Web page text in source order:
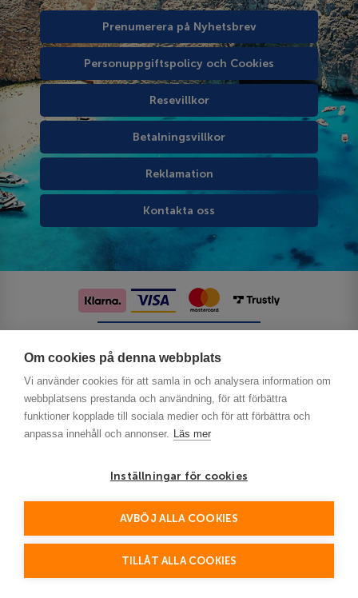
Om cookies på denna webbplats
Vi använder cookies för att samla in och analysera information om
webbplatsens prestanda och användning, för att förbättra
funktioner kopplade till sociala medier och för att förbättra och
anpassa innehåll och annonser. Läs mer
Inställningar för cookies
AVBÖJ ALLA COOKIES
TILLÅT ALLA COOKIES
Prenumerera på Nyhetsbrev
Personuppgiftspolicy och Cookies
Resevillkor
Betalningsvillkor
Reklamation
Kontakta oss
This site is protected by reCAPTCHA and the Google
andTerms of Service apply.